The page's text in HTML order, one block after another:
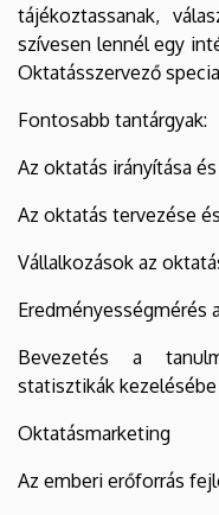
tájékoztassanak,
szívesen lennél egy
Oktatásszervező
Fontosabb tantárgyak:
Az oktatás irányítása
Az oktatás tervezése
Vállalkozások az
Eredményességmérés
Bevezetés a
statisztikák kezelésébe
Oktatásmarketing
Az emberi erőforrás